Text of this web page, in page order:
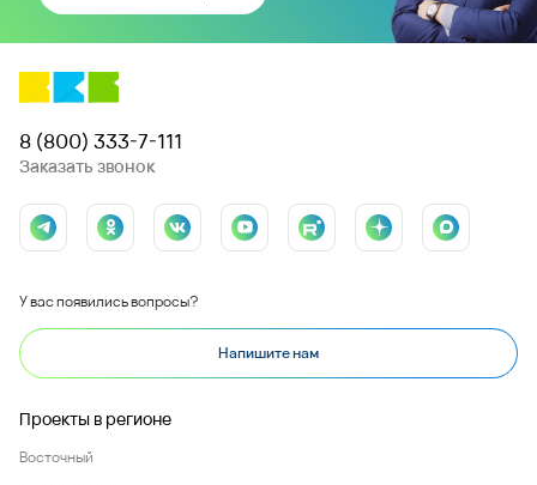
8 (800) 333-7-111
Заказать звонок
У вас появились вопросы?
Напишите нам
Проекты в регионе
Восточный